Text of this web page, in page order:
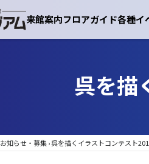
来館案内フロアガイド各種イ
呉を描
お知らせ・募集›呉を描くイラストコンテスト